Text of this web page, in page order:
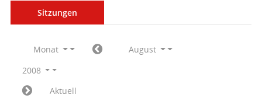
Sitzungen
Monat
August
2008
Aktuell